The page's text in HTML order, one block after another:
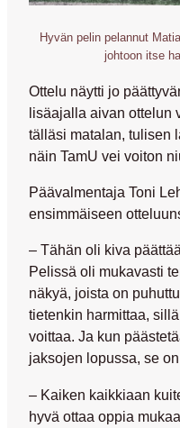
Hyvän pelin pelannut
johtoon itse
Ottelu näytti jo
lisäajalla aivan ottelun
tälläsi matalan, tulisen
näin TamU vei voiton
Päävalmentaja Toni
ensimmäiseen
– Tähän oli kiva
Pelissä oli mukavasti
näkyä, joista on
tietenkin harmittaa,
voittaa. Ja kun
jaksojen lopussa, se
– Kaiken kaikkiaan
hyvä ottaa oppia